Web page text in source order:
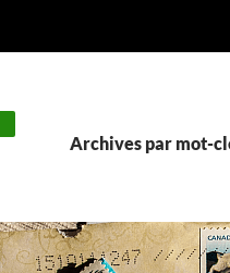
Archives par mot-